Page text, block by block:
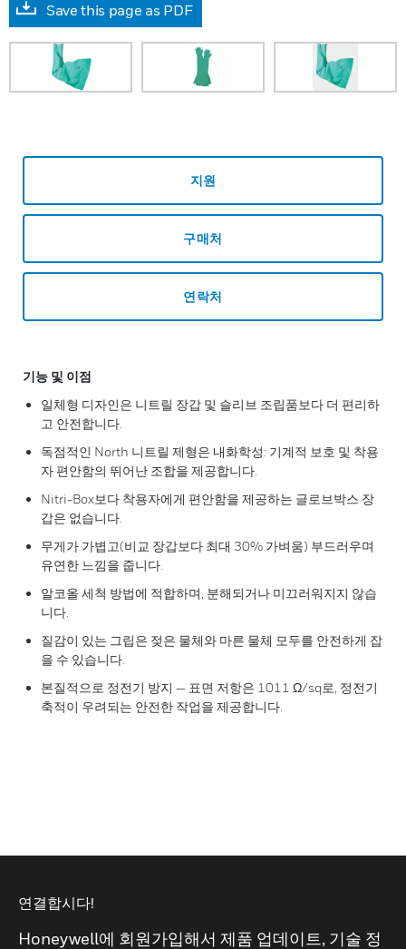
Save this page as PDF
지원
구매처
연락처
기능 및 이점
일체형 디자인은 니트릴 장갑 및 슬리브 조립품보다 더 편리하
고 안전합니다.
독점적인 North 니트릴 제형은 내화학성: 기계적 보호 및 착용
자 편안함의 뛰어난 조합을 제공합니다.
Nitri-Box보다 착용자에게 편안함을 제공하는 글로브박스 장
갑은 없습니다.
무게가 가볍고(비교 장갑보다 최대 30% 가벼움) 부드러우며
유연한 느낌을 줍니다.
알코올 세척 방법에 적합하며, 분해되거나 미끄러워지지 않습
니다.
질감이 있는 그립은 젖은 물체와 마른 물체 모두를 안전하게 잡
을 수 있습니다.
본질적으로 정전기 방지 — 표면 저항은 1011 Ω/sq로, 정전기
축적이 우려되는 안전한 작업을 제공합니다.
연결합시다!
Honeywell에 회원가입해서 제품 업데이트, 기술 정